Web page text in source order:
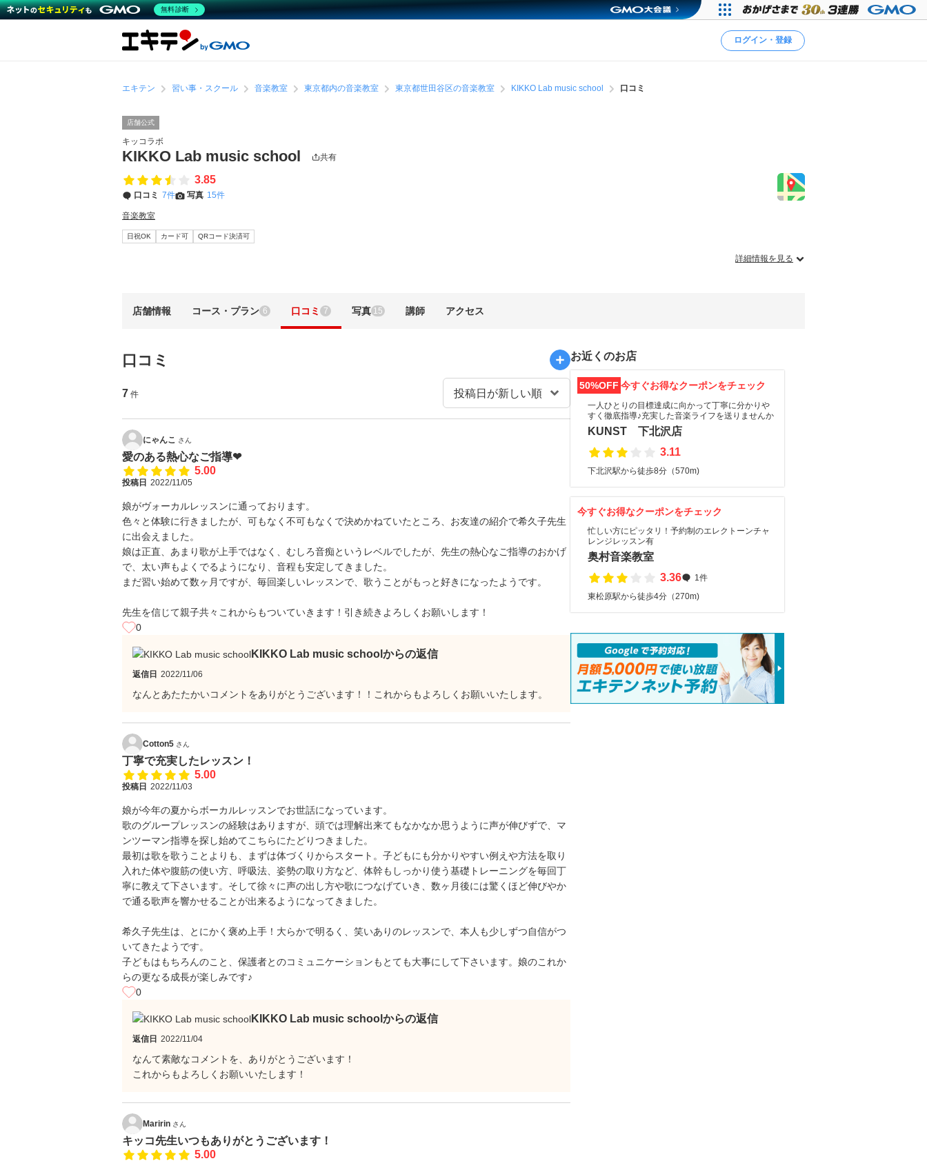
ログイン・登録
エキテン 習い事・スクール 音楽教室 東京都内の音楽教室 東京都世田谷区の音楽教室 KIKKO Lab music school 口コミ
店舗公式
キッコラボ
KIKKO Lab music school 共有
3.85
口コミ 7件 写真 15件
音楽教室
日祝OK カード可 QRコード決済可
詳細情報を見る
店舗情報 コース・プラン 6 口コミ 7 写真 15 講師 アクセス
口コミ
7 件
にゃんこ さん
愛のある熱心なご指導❤︎
5.00
投稿日 2022/11/05
娘がヴォーカルレッスンに通っております。
色々と体験に行きましたが、可もなく不可もなくで決めかねていたところ、お友達の紹介で希久子先生
に出会えました。
娘は正直、あまり歌が上手ではなく、むしろ音痴というレベルでしたが、先生の熱心なご指導のおかげ
で、太い声もよくでるようになり、音程も安定してきました。
まだ習い始めて数ヶ月ですが、毎回楽しいレッスンで、歌うことがもっと好きになったようです。
先生を信じて親子共々これからもついていきます！引き続きよろしくお願いします！
0
KIKKO Lab music schoolからの返信
返信日 2022/11/06
なんとあたたかいコメントをありがとうございます！！これからもよろしくお願いいたします。
Cotton5 さん
丁寧で充実したレッスン！
5.00
投稿日 2022/11/03
娘が今年の夏からボーカルレッスンでお世話になっています。
歌のグループレッスンの経験はありますが、頭では理解出来てもなかなか思うように声が伸びずで、マ
ンツーマン指導を探し始めてこちらにたどりつきました。
最初は歌を歌うことよりも、まずは体づくりからスタート。子どもにも分かりやすい例えや方法を取り
入れた体や腹筋の使い方、呼吸法、姿勢の取り方など、体幹もしっかり使う基礎トレーニングを毎回丁
寧に教えて下さいます。そして徐々に声の出し方や歌につなげていき、数ヶ月後には驚くほど伸びやか
で通る歌声を響かせることが出来るようになってきました。
希久子先生は、とにかく褒め上手！大らかで明るく、笑いありのレッスンで、本人も少しずつ自信がつ
いてきたようです。
子どもはもちろんのこと、保護者とのコミュニケーションもとても大事にして下さいます。娘のこれか
らの更なる成長が楽しみです♪
0
KIKKO Lab music schoolからの返信
返信日 2022/11/04
なんて素敵なコメントを、ありがとうございます！
これからもよろしくお願いいたします！
Maririn さん
キッコ先生いつもありがとうございます！
5.00
お近くのお店
50%OFF 今すぐお得なクーポンをチェック
一人ひとりの目標達成に向かって丁寧に分かりや
すく徹底指導♪充実した音楽ライフを送りませんか
KUNST 下北沢店
3.11
下北沢駅から徒歩8分（570m)
今すぐお得なクーポンをチェック
忙しい方にピッタリ！予約制のエレクトーンチャ
レンジレッスン有
奥村音楽教室
3.36
1件
東松原駅から徒歩4分（270m)
無料診断